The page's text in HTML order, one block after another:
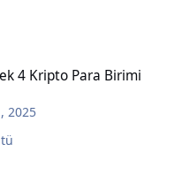
4 Kripto Para Birimi
2025